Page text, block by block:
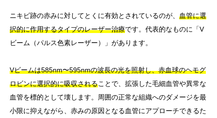
ニキビ跡の赤みに対してとくに有効とされているのが、 血管に選
択的に作用するタイプのレーザー治療です。代表的なものに「V
ビーム（パルス色素レーザー）」があります。
Vビームは585nm〜595nmの波長の光を照射し、赤血球のヘモグ
ロビンに選択的に吸収されることで、拡張した毛細血管や異常な
血管を標的として壊します。周囲の正常な組織へのダメージを最
小限に抑えながら、赤みの原因となる血管にアプローチできるた